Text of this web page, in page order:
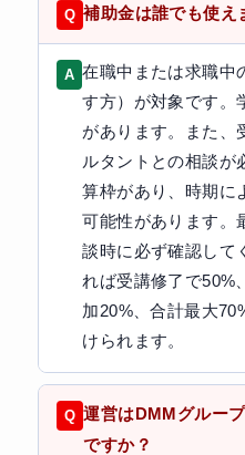
補助金は誰でも使え
在職中または求職中
す方）が対象です。
があります。また、
ルタントとの相談が
算枠があり、時期に
可能性があります。
談時に必ず確認して
れば受講修了で50%
加20%、合計最大
けられます。
運営はDMMグルー
ですか？